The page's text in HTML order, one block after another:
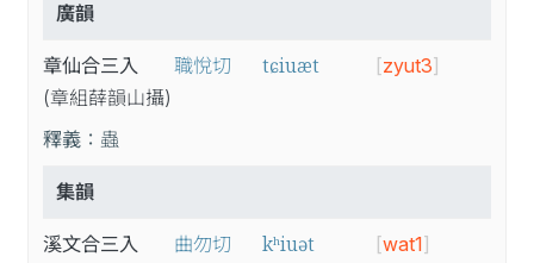
廣韻
章仙合三入
(章組薛韻山攝)
職悅切 tɕiuæt [zyut3]
釋義： 蟲
集韻
溪文合三入
曲勿切 kʰiuət [wat1]